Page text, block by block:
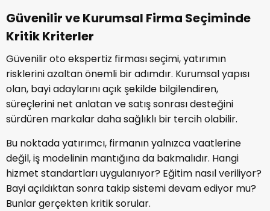
Güvenilir ve Kurumsal Firma Seçiminde
Kritik Kriterler
Güvenilir oto ekspertiz firması seçimi, yatırımın
risklerini azaltan önemli bir adımdır. Kurumsal yapısı
olan, bayi adaylarını açık şekilde bilgilendiren,
süreçlerini net anlatan ve satış sonrası desteğini
sürdüren markalar daha sağlıklı bir tercih olabilir.
Bu noktada yatırımcı, firmanın yalnızca vaatlerine
değil, iş modelinin mantığına da bakmalıdır. Hangi
hizmet standartları uygulanıyor? Eğitim nasıl veriliyor?
Bayi açıldıktan sonra takip sistemi devam ediyor mu?
Bunlar gerçekten kritik sorular.